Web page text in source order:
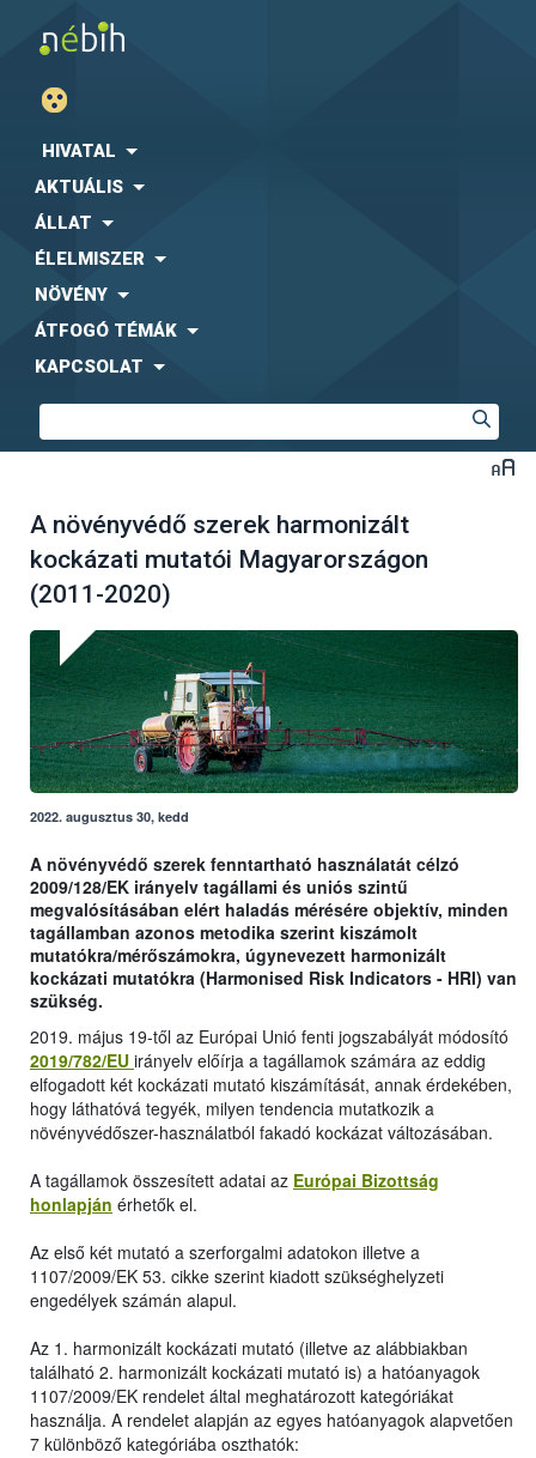
HIVATAL
AKTUÁLIS
ÁLLAT
ÉLELMISZER
NÖVÉNY
ÁTFOGÓ TÉMÁK
KAPCSOLAT
A növényvédő szerek harmonizált
kockázati mutatói Magyarországon
(2011-2020)
2022. augusztus 30, kedd
A növényvédő szerek fenntartható használatát célzó
2009/128/EK irányelv tagállami és uniós szintű
megvalósításában elért haladás mérésére objektív, minden
tagállamban azonos metodika szerint kiszámolt
mutatókra/mérőszámokra, úgynevezett harmonizált
kockázati mutatókra (Harmonised Risk Indicators - HRI) van
szükség.
2019. május 19-től az Európai Unió fenti jogszabályát módosító
2019/782/EU irányelv előírja a tagállamok számára az eddig
elfogadott két kockázati mutató kiszámítását, annak érdekében,
hogy láthatóvá tegyék, milyen tendencia mutatkozik a
növényvédőszer-használatból fakadó kockázat változásában.
A tagállamok összesített adatai az Európai Bizottság
honlapján érhetők el.
Az első két mutató a szerforgalmi adatokon illetve a
1107/2009/EK 53. cikke szerint kiadott szükséghelyzeti
engedélyek számán alapul.
Az 1. harmonizált kockázati mutató (illetve az alábbiakban
található 2. harmonizált kockázati mutató is) a hatóanyagok
1107/2009/EK rendelet által meghatározott kategóriákat
használja. A rendelet alapján az egyes hatóanyagok alapvetően
7 különböző kategóriába oszthatók: